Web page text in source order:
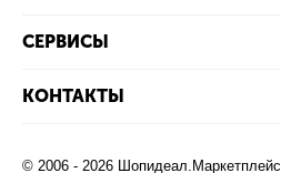
СЕРВИСЫ
КОНТАКТЫ
© 2006 - 2026 Шопидеал.Маркетплейс